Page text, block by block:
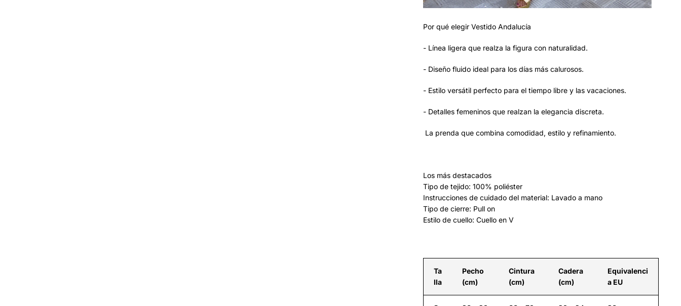
Por qué elegir Vestido Andalucía
- Línea ligera que realza la figura con naturalidad.
- Diseño fluido ideal para los días más calurosos.
- Estilo versátil perfecto para el tiempo libre y las vacaciones.
- Detalles femeninos que realzan la elegancia discreta.
La prenda que combina comodidad, estilo y refinamiento.
Los más destacados
Tipo de tejido: 100% poliéster
Instrucciones de cuidado del material: Lavado a mano
Tipo de cierre: Pull on
Estilo de cuello: Cuello en V
Ta
lla
Pecho
(cm)
Cintura
(cm)
Cadera
(cm)
Equivalenci
a EU